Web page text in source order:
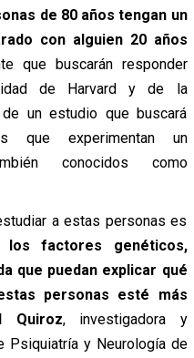
de 80 años tengan un
con alguien 20 años
que buscarán responder
de Harvard y de la
un estudio que buscará
que experimentan un
conocidos como
a estas personas es
los factores genéticos,
que puedan explicar qué
personas esté más
Quiroz, investigadora y
Psiquiatría y Neurología de